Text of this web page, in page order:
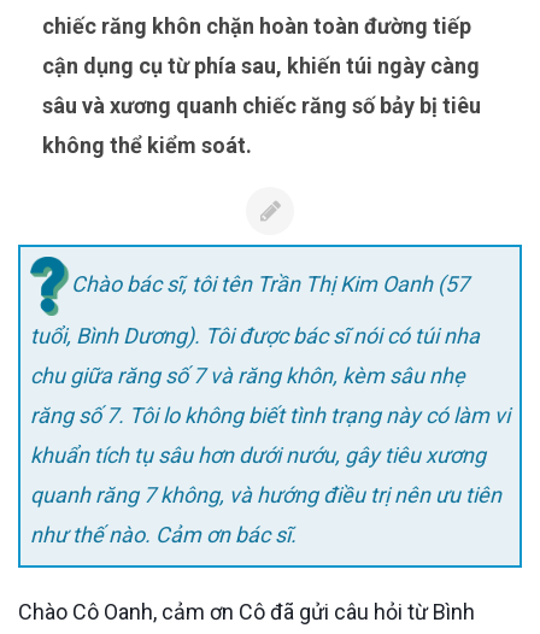
chiếc răng khôn chặn hoàn toàn đường tiếp
cận dụng cụ từ phía sau, khiến túi ngày càng
sâu và xương quanh chiếc răng số bảy bị tiêu
không thể kiểm soát.
Chào bác sĩ, tôi tên Trần Thị Kim Oanh (57
tuổi, Bình Dương). Tôi được bác sĩ nói có túi nha
chu giữa răng số 7 và răng khôn, kèm sâu nhẹ
răng số 7. Tôi lo không biết tình trạng này có làm vi
khuẩn tích tụ sâu hơn dưới nướu, gây tiêu xương
quanh răng 7 không, và hướng điều trị nên ưu tiên
như thế nào. Cảm ơn bác sĩ.
Chào Cô Oanh, cảm ơn Cô đã gửi câu hỏi từ Bình